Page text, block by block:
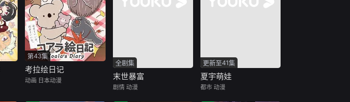
第43集
考拉绘日记
动画 日本动漫
全剧集
末世暴富
剧情 动漫
更新至41集
夏宇萌娃
都市 动漫